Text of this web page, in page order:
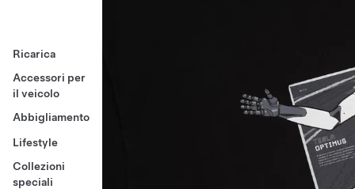
Ricarica
Accessori per
il veicolo
Abbigliamento
Lifestyle
Collezioni
speciali